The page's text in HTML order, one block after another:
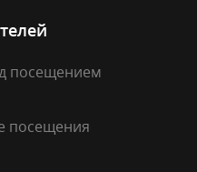
посещением
посещения